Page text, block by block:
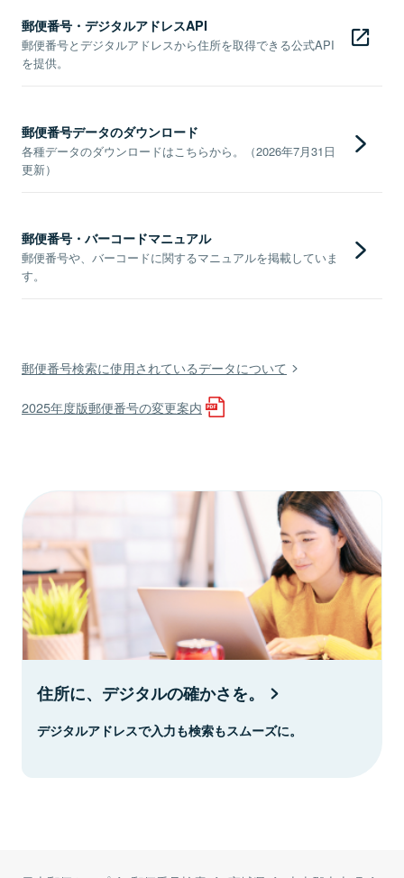
郵便番号・デジタルアドレスAPI
郵便番号とデジタルアドレスから住所を取得できる公式API
を提供。
郵便番号データのダウンロード
各種データのダウンロードはこちらから。（2026年7月31日
更新）
郵便番号・バーコードマニュアル
郵便番号や、バーコードに関するマニュアルを掲載していま
す。
郵便番号検索に使用されているデータについて
2025年度版郵便番号の変更案内
住所に、デジタルの確かさを。
デジタルアドレスで入力も検索もスムーズに。